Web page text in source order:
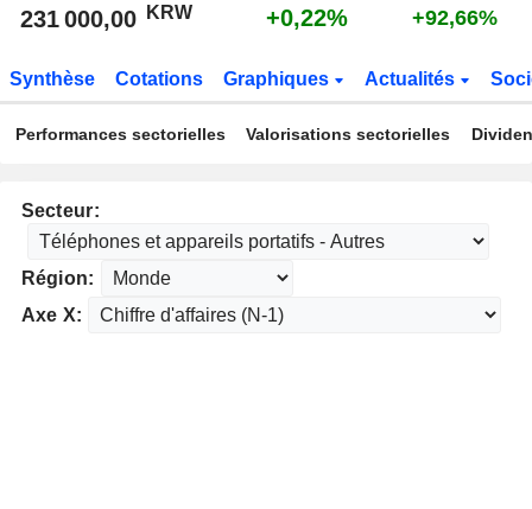
231 000,00 KRW +0,22% +92,66%
Synthèse Cotations Graphiques Actualités
Performances sectorielles Valorisations sectorielles
Secteur:
Région:
Axe X: